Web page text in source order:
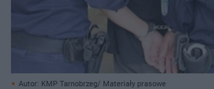
Autor: KMP Tarnobrzeg/ Materiały prasowe